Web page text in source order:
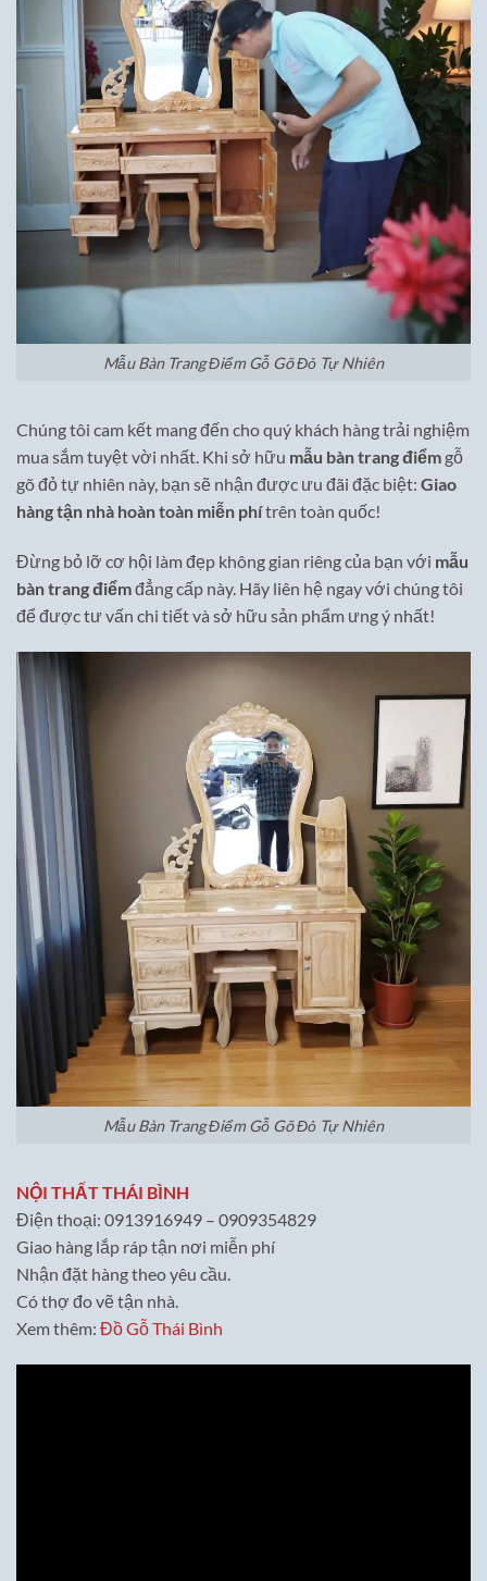
Mẫu Bàn Trang Điểm Gỗ Gõ Đỏ Tự Nhiên
Chúng tôi cam kết mang đến cho quý khách hàng trải nghiệm
mua sắm tuyệt vời nhất. Khi sở hữu mẫu bàn trang điểm gỗ
gõ đỏ tự nhiên này, bạn sẽ nhận được ưu đãi đặc biệt: Giao
hàng tận nhà hoàn toàn miễn phítrên toàn quốc!
Đừng bỏ lỡ cơ hội làm đẹp không gian riêng của bạn với mẫu
bàn trang điểmđẳng cấp này. Hãy liên hệ ngay với chúng tôi
để được tư vấn chi tiết và sở hữu sản phẩm ưng ý nhất!
Mẫu Bàn Trang Điểm Gỗ Gõ Đỏ Tự Nhiên
NỘI THẤT THÁI BÌNH
Điện thoại: 0913916949 – 0909354829
Giao hàng lắp ráp tận nơi miễn phí
Nhận đặt hàng theo yêu cầu.
Có thợ đo vẽ tận nhà.
Xem thêm: Đồ Gỗ Thái Bình